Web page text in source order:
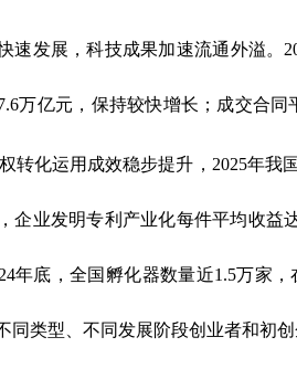
发展，科技成果加速流通外溢。
万亿元，保持较快增长；成交合同
转化运用成效稳步提升， 2025年我
企业发明专利产业化每件平均收益
年底，全国孵化器数量近1.5万家，
同类型、不同发展阶段创业者和初